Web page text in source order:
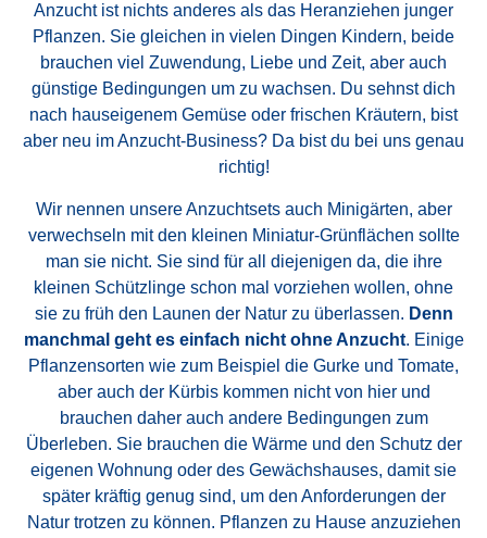
Anzucht ist nichts anderes als das Heranziehen junger
Pflanzen. Sie gleichen in vielen Dingen Kindern, beide
brauchen viel Zuwendung, Liebe und Zeit, aber auch
günstige Bedingungen um zu wachsen. Du sehnst dich
nach hauseigenem Gemüse oder frischen Kräutern, bist
aber neu im Anzucht-Business? Da bist du bei uns genau
richtig!
Wir nennen unsere Anzuchtsets auch Minigärten, aber
verwechseln mit den kleinen Miniatur-Grünflächen sollte
man sie nicht. Sie sind für all diejenigen da, die ihre
kleinen Schützlinge schon mal vorziehen wollen, ohne
sie zu früh den Launen der Natur zu überlassen. Denn
manchmal geht es einfach nicht ohne Anzucht. Einige
Pflanzensorten wie zum Beispiel die Gurke und Tomate,
aber auch der Kürbis kommen nicht von hier und
brauchen daher auch andere Bedingungen zum
Überleben. Sie brauchen die Wärme und den Schutz der
eigenen Wohnung oder des Gewächshauses, damit sie
später kräftig genug sind, um den Anforderungen der
Natur trotzen zu können. Pflanzen zu Hause anzuziehen